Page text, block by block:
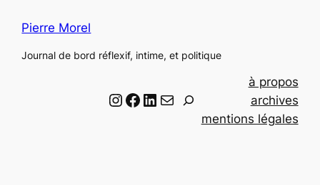
Pierre Morel
Journal de bord réflexif, intime, et politique
Instagram Facebook LinkedIn Email
à propos
archives
mentions légales